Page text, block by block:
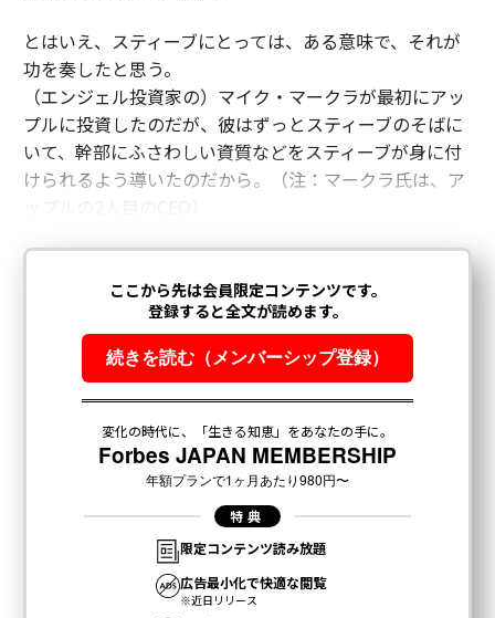
とはいえ、スティーブにとっては、ある意味で、それが
功を奏したと思う。
（エンジェル投資家の）マイク・マークラが最初にアッ
プルに投資したのだが、彼はずっとスティーブのそばに
いて、幹部にふさわしい資質などをスティーブが身に付
けられるよう導いたのだから。（注：マークラ氏は、ア